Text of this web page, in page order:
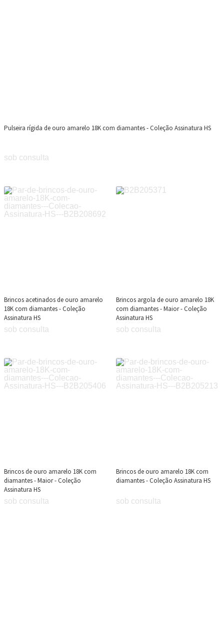
Pulseira rígida de ouro amarelo 18K com diamantes - Coleção Assinatura HS
sob consulta
Brincos acetinados de ouro amarelo
18K com diamantes - Coleção
Assinatura HS
sob consulta
Brincos argola de ouro amarelo 18K
com diamantes - Maior - Coleção
Assinatura HS
sob consulta
Brincos de ouro amarelo 18K com
diamantes - Maior - Coleção
Assinatura HS
sob consulta
Brincos de ouro amarelo 18K com
diamantes - Coleção Assinatura HS
sob consulta